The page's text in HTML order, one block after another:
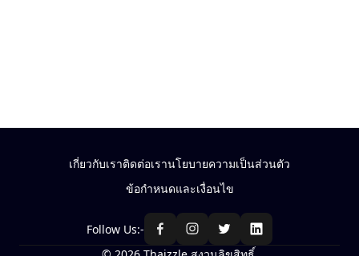
เกี่ยวกับเราติดต่อเรานโยบายความเป็นส่วนตัว
ข้อกำหนดและเงื่อนไข
Follow Us:-